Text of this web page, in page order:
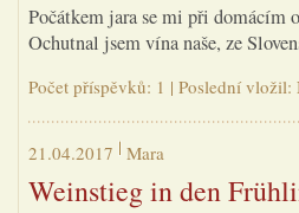
Počátkem jara se mi při domácím
Ochutnal jsem vína naše, ze
Počet příspěvků: 1 | Poslední
21.04.2017 Mara
Weinstieg in den